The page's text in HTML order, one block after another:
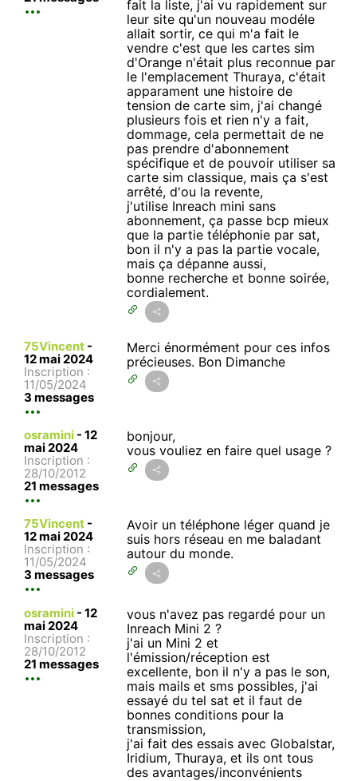
fait la liste, j'ai vu rapidement sur
leur site qu'un nouveau modéle
allait sortir, ce qui m'a fait le
vendre c'est que les cartes sim
d'Orange n'était plus reconnue par
le l'emplacement Thuraya, c'était
apparament une histoire de
tension de carte sim, j'ai changé
plusieurs fois et rien n'y a fait,
dommage, cela permettait de ne
pas prendre d'abonnement
spécifique et de pouvoir utiliser sa
carte sim classique, mais ça s'est
arrêté, d'ou la revente,
j'utilise Inreach mini sans
abonnement, ça passe bcp mieux
que la partie téléphonie par sat,
bon il n'y a pas la partie vocale,
mais ça dépanne aussi,
bonne recherche et bonne soirée,
cordialement.
75Vincent -
12 mai 2024
Inscription :
11/05/2024
3 messages
Merci énormément pour ces infos
précieuses. Bon Dimanche
osramini - 12
mai 2024
Inscription :
28/10/2012
21 messages
bonjour,
vous vouliez en faire quel usage ?
75Vincent -
12 mai 2024
Inscription :
11/05/2024
3 messages
Avoir un téléphone léger quand je
suis hors réseau en me baladant
autour du monde.
osramini - 12
mai 2024
Inscription :
28/10/2012
21 messages
vous n'avez pas regardé pour un
Inreach Mini 2 ?
j'ai un Mini 2 et
l'émission/réception est
excellente, bon il n'y a pas le son,
mais mails et sms possibles, j'ai
essayé du tel sat et il faut de
bonnes conditions pour la
transmission,
j'ai fait des essais avec Globalstar,
Iridium, Thuraya, et ils ont tous
des avantages/inconvénients